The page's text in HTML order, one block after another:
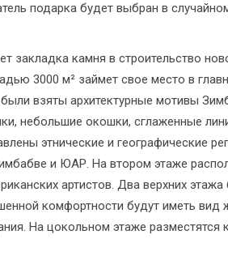
подарка будет выбран в
камня в строительство
3000 м² займет свое место в
взяты архитектурные мотивы
небольшие окошки, сглаженные
этнические и географические
и ЮАР. На втором этаже
артистов. Два верхних
комфортности будут иметь вид
На цокольном этаже разместятся